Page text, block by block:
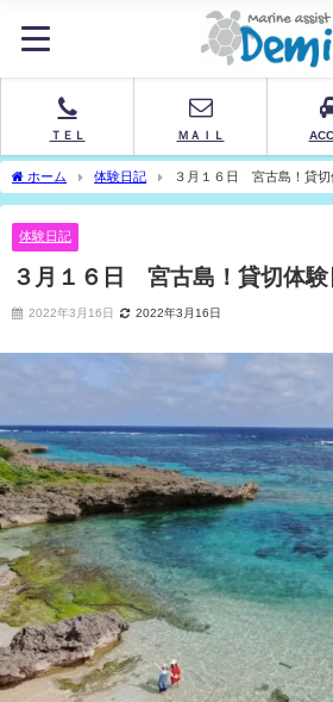
ＴＥＬ ＭＡＩＬ
ホーム 体験日記 ３月１６日 宮古島！貸切
体験日記
３月１６日 宮古島！貸切体験
2022年3月16日 2022年3月16日